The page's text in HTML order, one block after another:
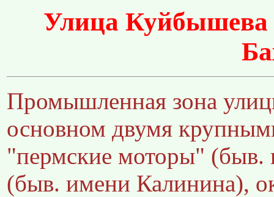
Улица Куйбышева
Промышленная зона
основном двумя
"пермские моторы"
(быв. имени Калинина),